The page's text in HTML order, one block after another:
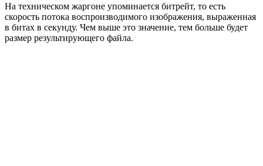
На техническом жаргоне упоминается битрейт, то есть
скорость потока воспроизводимого изображения, выраженная
в битах в секунду. Чем выше это значение, тем больше будет
размер результирующего файла.